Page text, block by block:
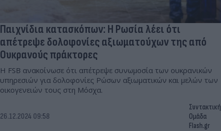
Παιχνίδια κατασκόπων: Η Ρωσία λέει ότι
απέτρεψε δολοφονίες αξιωματούχων της από
Ουκρανούς πράκτορες
Η FSB ανακοίνωσε ότι απέτρεψε συνωμοσία των ουκρανικών
υπηρεσιών για δολοφονίες Ρώσων αξιωματικών και μελών των
οικογενειών τους στη Μόσχα.
26.12.2024 09:58
Συντακτική
Ομάδα
Flash.gr